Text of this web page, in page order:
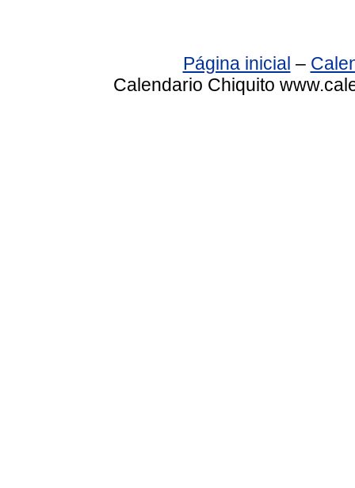
Página inicial –
Calendario Chiquito